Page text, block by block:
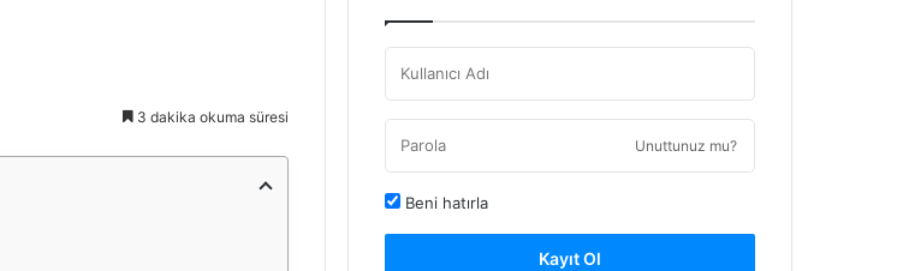
3 dakika okuma süresi
Unuttunuz mu?
Beni hatırla
Kayıt Ol